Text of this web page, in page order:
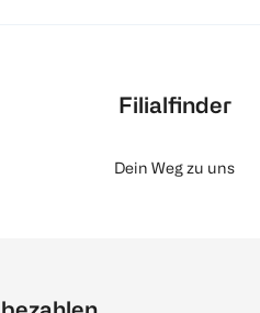
Filialfinder
Dein Weg zu uns